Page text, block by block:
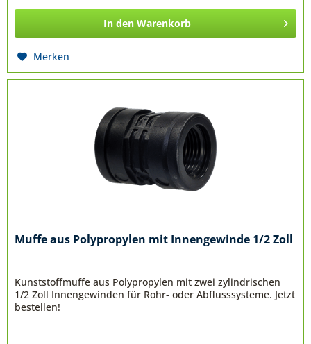
In den Warenkorb
Merken
Muffe aus Polypropylen mit Innengewinde 1/2 Zoll
Kunststoffmuffe aus Polypropylen mit zwei zylindrischen
1/2 Zoll Innengewinden für Rohr- oder Abflusssysteme. Jetzt
bestellen!